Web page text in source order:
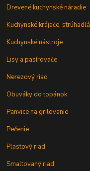
Drevené kuchynské náradie
Kuchynské krájače, strúhadlá
Kuchynské nástroje
Lisy a pasírovače
Nerezový riad
Obuváky do topánok
Panvice na grilovanie
Pečenie
Plastový riad
Smaltovaný riad